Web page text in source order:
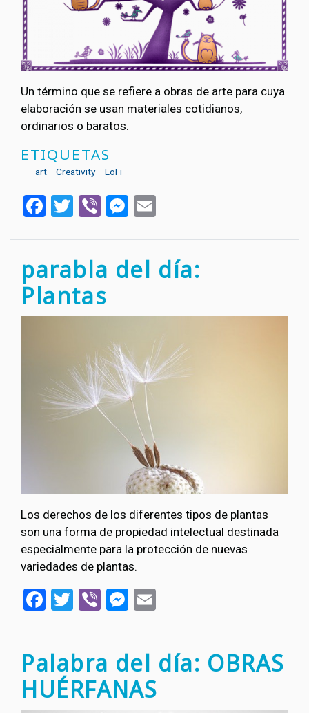
Un término que se refiere a obras de arte para cuya
elaboración se usan materiales cotidianos,
ordinarios o baratos.
ETIQUETAS
art Creativity LoFi
Facebook
Twitter
ViberMessenger
parabla del día:
Plantas
Los derechos de los diferentes tipos de plantas
son una forma de propiedad intelectual destinada
especialmente para la protección de nuevas
variedades de plantas.
Facebook
Twitter
ViberMessenger
Palabra del día: OBRAS
HUÉRFANAS